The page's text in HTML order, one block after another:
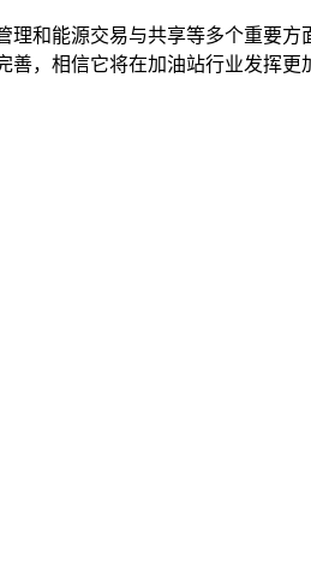
和能源交易与共享等多个重要
，相信它将在加油站行业发挥